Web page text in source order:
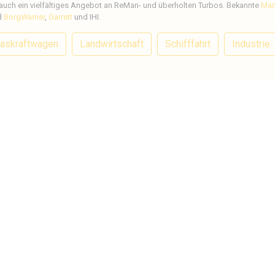
ein vielfältiges Angebot an ReMan- und überholten Turbos. Bekannte
BorgWarner, Garrett und IHI.
Landwirtschaft Schifffahrt Industrie